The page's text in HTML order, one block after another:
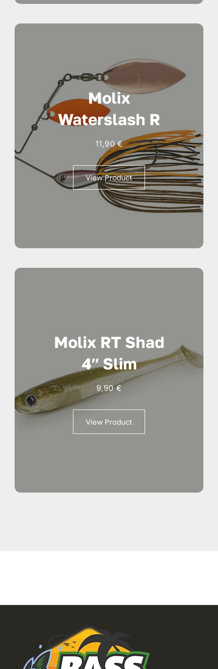
Molix
Waterslash R
11,90€
View Product
Molix RT Shad
4″ Slim
9,90€
View Product